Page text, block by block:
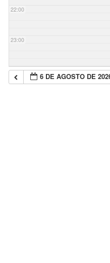
22:00
23:00
6 DE AGOSTO DE